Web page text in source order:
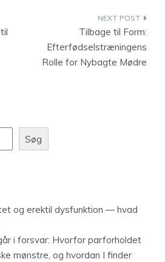
Tilbage til Form:
Efterfødselstræningens
Rolle for Nybagte Mødre
Søg
og erektil dysfunktion — hvad
i forsvar: Hvorfor parforholdet
mønstre, og hvordan I finder